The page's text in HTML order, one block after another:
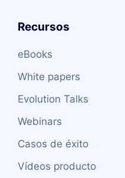
Recursos
eBooks
White papers
Evolution Talks
Webinars
Casos de éxito
Vídeos producto